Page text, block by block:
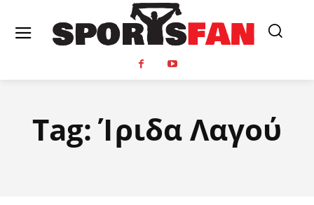
Tag:Ίριδα Λαγού